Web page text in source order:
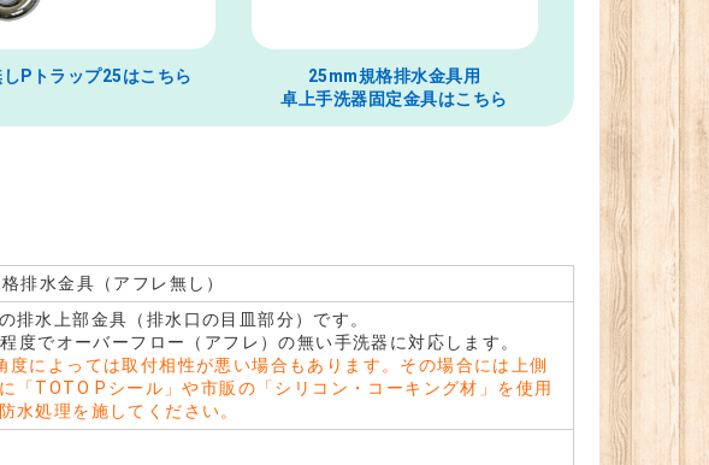
Pトラップ25はこちら
25mm規格排水金具用
卓上手洗器固定金具はこちら
排水金具（アフレ無し）
排水上部金具（排水口の目皿部分）です。
度でオーバーフロー（アフレ）の無い手洗器に対応します。
度によっては取付相性が悪い場合もあります。その場合には上側
「TOTO Pシール」や市販の「シリコン・コーキング材」を使用
水処理を施してください。